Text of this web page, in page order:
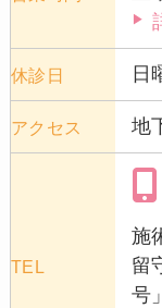
休診日 日
アクセス 地
TEL
施
留
号